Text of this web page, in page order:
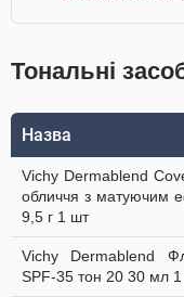
Тональні
Назва
Vichy Dermablend
обличчя з матуючим
9,5 г 1 шт
Vichy Dermablend
SPF-35 тон 20 30 мл 1